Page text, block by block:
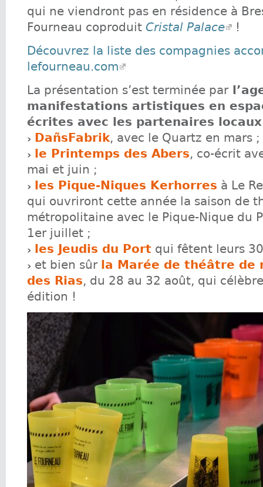
qui ne viendront pas en résidence à
Fourneau coproduit Cristal Palace
!
Découvrez la liste des compagnies
lefourneau.com
La présentation s’est terminée par
manifestations artistiques en
écrites avec les partenaires
DañsFabrik, avec le Quartz en mars ;
le Printemps des Abers, co-écrit
mai et juin ;
les Pique-Niques Kerhorres à Le
qui ouvriront cette année la saison de
métropolitaine avec le Pique-Nique du
1er juillet ;
les Jeudis du Port qui fêtent leurs
et bien sûr la Marée de théâtre de
des Rias, du 28 au 32 août, qui
édition !